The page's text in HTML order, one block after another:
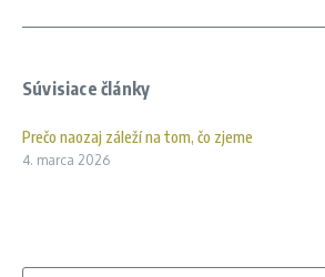
Súvisiace články
Prečo naozaj záleží na tom, čo zjeme
4. marca 2026